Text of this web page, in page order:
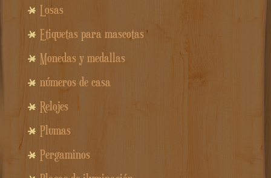
Losas
Etiquetas para mascotas
Monedas y medallas
números de casa
Relojes
Plumas
Pergaminos